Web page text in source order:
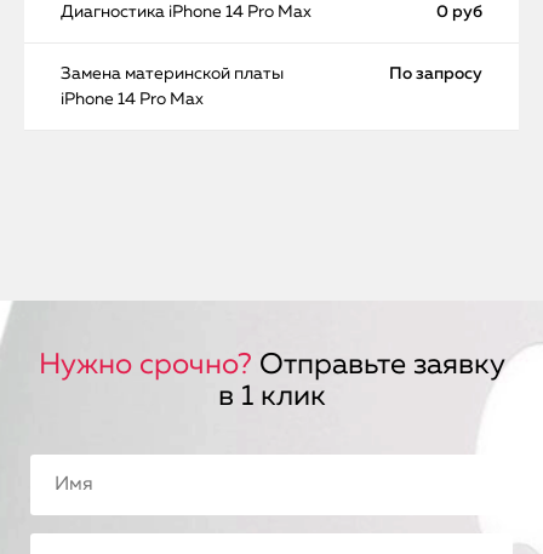
Диагностика iPhone 14 Pro Max 0 руб
Замена материнской платы
iPhone 14 Pro Max
По запросу
Нужно срочно? Отправьте заявку
в 1 клик